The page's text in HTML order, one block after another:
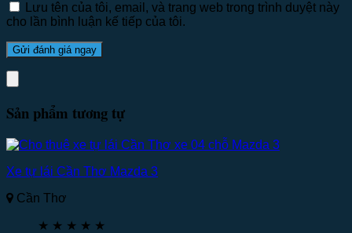
Lưu tên của tôi, email, và trang web trong trình duyệt này
cho lần bình luận kế tiếp của tôi.
Sản phẩm tương tự
Xe tự lái Cần Thơ Mazda 3
Cần Thơ
★ ★ ★ ★ ★